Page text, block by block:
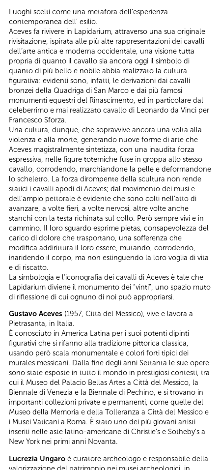
Luoghi scelti come una metafora dell’esperienza
contemporanea dell’ esilio.
Aceves fa rivivere in Lapidarium, attraverso una sua originale
rivisitazione, ispirata alle più alte rappresentazioni dei cavalli
dell’arte antica e moderna occidentale, una visione tutta
propria di quanto il cavallo sia ancora oggi il simbolo di
quanto di più bello e nobile abbia realizzato la cultura
figurativa: evidenti sono, infatti, le derivazioni dai cavalli
bronzei della Quadriga di San Marco e dai più famosi
monumenti equestri del Rinascimento, ed in particolare dal
celeberrimo e mai realizzato cavallo di Leonardo da Vinci per
Francesco Sforza.
Una cultura, dunque, che sopravvive ancora una volta alla
violenza e alla morte, generando nuove forme di arte che
Aceves magistralmente sintetizza, con una inaudita forza
espressiva, nelle figure totemiche fuse in groppa allo stesso
cavallo, corrodendo, marchiandone la pelle e deformandone
lo scheletro. La forza dirompente della scultura non rende
statici i cavalli apodi di Aceves; dal movimento dei musi e
dell’ampio pettorale è evidente che sono colti nell’atto di
avanzare, a volte fieri, a volte nervosi, altre volte anche
stanchi con la testa richinata sul collo. Però sempre vivi e in
cammino. Il loro sguardo esprime pietas, consapevolezza del
carico di dolore che trasportano, una sofferenza che
modifica addirittura il loro essere, mutando, corrodendo,
inaridendo il corpo, ma non estinguendo la loro voglia di vita
e di riscatto.
La simbologia e l’iconografia dei cavalli di Aceves è tale che
Lapidarium diviene il monumento dei “vinti”, uno spazio muto
di riflessione di cui ognuno di noi può appropriarsi.
Gustavo Aceves (1957, Città del Messico), vive e lavora a
Pietrasanta, in Italia.
È conosciuto in America Latina per i suoi potenti dipinti
figurativi che si rifanno alla tradizione pittorica classica,
usando però scala monumentale e colori forti tipici dei
murales messicani. Dalla fine degli anni Settanta le sue opere
sono state esposte in tutto il mondo in prestigiosi contesti, tra
cui il Museo del Palacio Bellas Artes a Città del Messico, la
Biennale di Venezia e la Biennale di Pechino, e si trovano in
importanti collezioni private e permanenti, come quelle del
Museo della Memoria e della Tolleranza a Città del Messico e
i Musei Vaticani a Roma. È stato uno dei più giovani artisti
inseriti nelle aste latino-americane di Christie’s e Sotheby’s a
New York nei primi anni Novanta.
Lucrezia Ungaro è curatore archeologo e responsabile della